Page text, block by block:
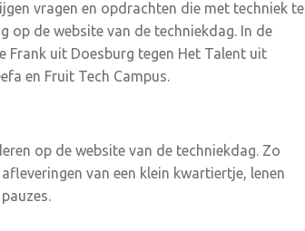
vragen en opdrachten die met techniek te
op de website van de techniekdag. In de
Frank uit Doesburg tegen Het Talent uit
en Fruit Tech Campus.
op de website van de techniekdag. Zo
van een klein kwartiertje, lenen